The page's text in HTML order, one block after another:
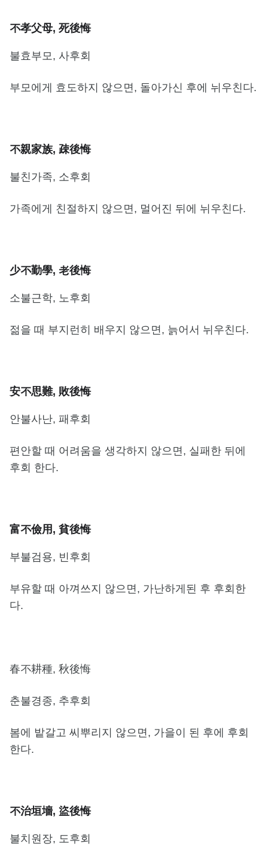
不孝父母, 死後悔
불효부모, 사후회
부모에게 효도하지 않으면, 돌아가신 후에 뉘우친다.
不親家族, 疎後悔
불친가족, 소후회
가족에게 친절하지 않으면, 멀어진 뒤에 뉘우친다.
少不勤學, 老後悔
소불근학, 노후회
젊을 때 부지런히 배우지 않으면, 늙어서 뉘우친다.
安不思難, 敗後悔
안불사난, 패후회
편안할 때 어려움을 생각하지 않으면, 실패한 뒤에
후회 한다.
富不儉用, 貧後悔
부불검용, 빈후회
부유할 때 아껴쓰지 않으면, 가난하게된 후 후회한
다.
春不耕種, 秋後悔
춘불경종, 추후회
봄에 밭갈고 씨뿌리지 않으면, 가을이 된 후에 후회
한다.
不治垣墻, 盜後悔
불치원장, 도후회